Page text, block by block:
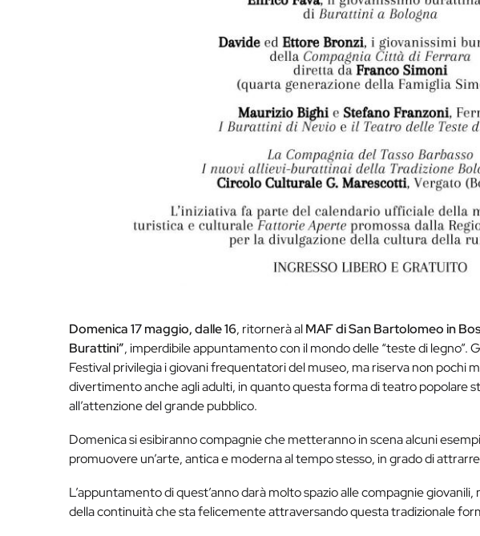
Domenica 17 maggio, dalle 16, ritornerà alMAF di San Bartolomeo in
Burattini”, imperdibile appuntamento con il mondo delle “teste di legno”.
Festival privilegia i giovani frequentatori del museo, ma riserva non pochi
divertimento anche agli adulti, in quanto questa forma di teatro popolare
all’attenzione del grande pubblico.
Domenica si esibiranno compagnie che metteranno in scena alcuni
promuovere un’arte, antica e moderna al tempo stesso, in grado di
L’appuntamento di quest’anno darà molto spazio alle compagnie
della continuità che sta felicemente attraversando questa tradizionale